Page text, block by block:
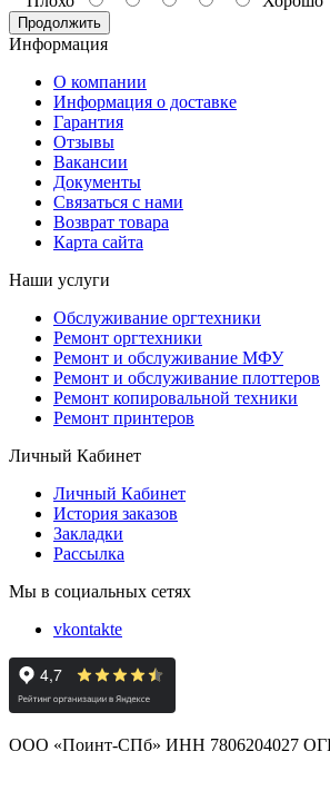
Продолжить
Информация
О компании
Информация о доставке
Гарантия
Отзывы
Вакансии
Документы
Связаться с нами
Возврат товара
Карта сайта
Наши услуги
Обслуживание оргтехники
Ремонт оргтехники
Ремонт и обслуживание МФУ
Ремонт и обслуживание плоттеров
Ремонт копировальной техники
Ремонт принтеров
Личный Кабинет
Личный Кабинет
История заказов
Закладки
Рассылка
Мы в социальных сетях
vkontakte
ООО «Поинт-СПб» ИНН 7806204027